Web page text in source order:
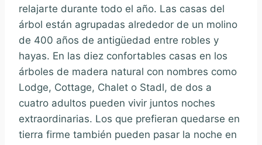
relajarte durante todo el año. Las casas del
árbol están agrupadas alrededor de un molino
de 400 años de antigüedad entre robles y
hayas. En las diez confortables casas en los
árboles de madera natural con nombres como
Lodge, Cottage, Chalet o Stadl, de dos a
cuatro adultos pueden vivir juntos noches
extraordinarias. Los que prefieran quedarse en
tierra firme también pueden pasar la noche en